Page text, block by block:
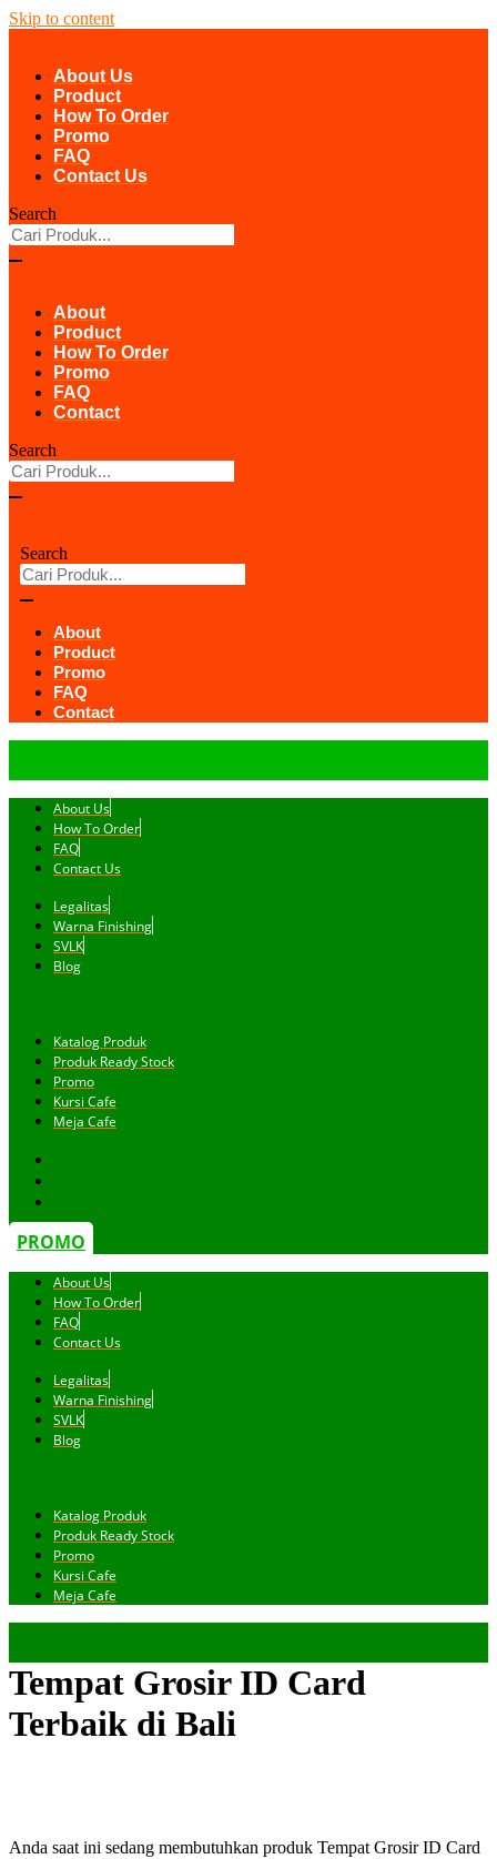
Skip to content
About Us
Product
How To Order
Promo
FAQ
Contact Us
Search
About
Product
How To Order
Promo
FAQ
Contact
Search
Search
About
Product
Promo
FAQ
Contact
About Us
How To Order
FAQ
Contact Us
Legalitas
Warna Finishing
SVLK
Blog
Katalog Produk
Produk Ready Stock
Promo
Kursi Cafe
Meja Cafe
PROMO
About Us
How To Order
FAQ
Contact Us
Legalitas
Warna Finishing
SVLK
Blog
Katalog Produk
Produk Ready Stock
Promo
Kursi Cafe
Meja Cafe
Tempat Grosir ID Card
Terbaik di Bali
Anda saat ini sedang membutuhkan produk Tempat Grosir ID Card